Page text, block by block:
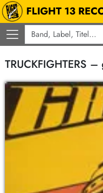
FLIGHT 13
TRUCKFIGHTERS